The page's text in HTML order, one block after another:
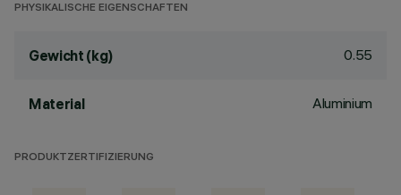
PHYSIKALISCHE EIGENSCHAFTEN
Gewicht (kg) 0.55
Material Aluminium
PRODUKTZERTIFIZIERUNG